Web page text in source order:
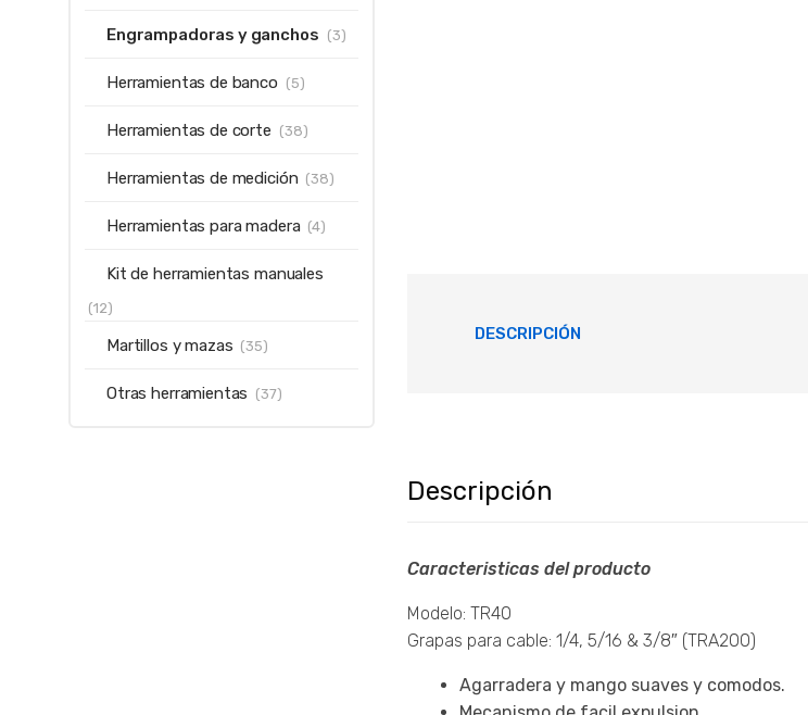
DESCRIPCIÓN
Descripción
Caracteristicas del producto
Modelo: TR40
Grapas para cable: 1/4, 5/16 & 3/8″ (TRA200)
Agarradera y mango suaves y comodos.
Engrampadoras y ganchos (3)
Herramientas de banco (5)
Herramientas de corte (38)
Herramientas de medición (38)
Herramientas para madera (4)
Kit de herramientas manuales
(12)
Martillos y mazas (35)
Otras herramientas (37)